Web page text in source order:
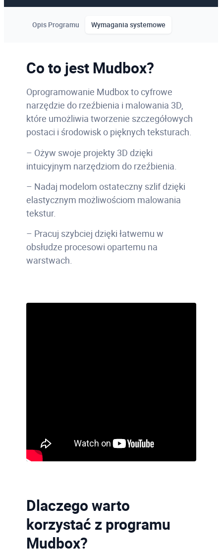
Opis Programu Wymagania systemowe
Co to jest Mudbox?
Oprogramowanie Mudbox to cyfrowe
narzędzie do rzeźbienia i malowania 3D,
które umożliwia tworzenie szczegółowych
postaci i środowisk o pięknych teksturach.
– Ożyw swoje projekty 3D dzięki
intuicyjnym narzędziom do rzeźbienia.
– Nadaj modelom ostateczny szlif dzięki
elastycznym możliwościom malowania
tekstur.
– Pracuj szybciej dzięki łatwemu w
obsłudze procesowi opartemu na
warstwach.
Dlaczego warto
korzystać z programu
Mudbox?